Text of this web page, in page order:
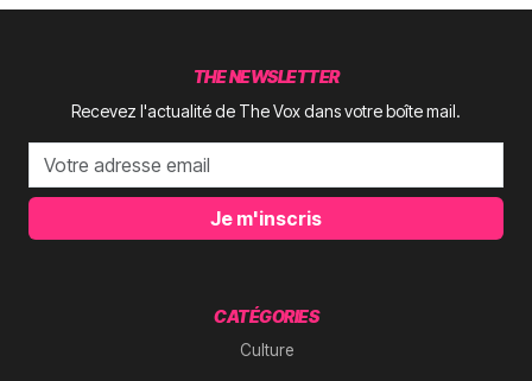
THE NEWSLETTER
Recevez l'actualité de The Vox dans votre boîte mail.
Je m'inscris
CATÉGORIES
Culture